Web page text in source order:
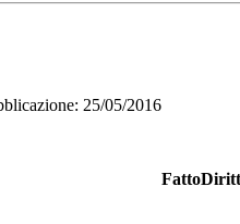
25/05/2016